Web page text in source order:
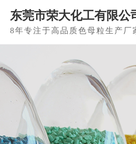
东莞市荣大化工有限公
8年专注于高品质色母粒生产厂